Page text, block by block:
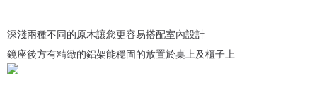
深淺兩種不同的原木讓您更容易搭配室內設計
鏡座後方有精緻的鋁架能穩固的放置於桌上及櫃子上